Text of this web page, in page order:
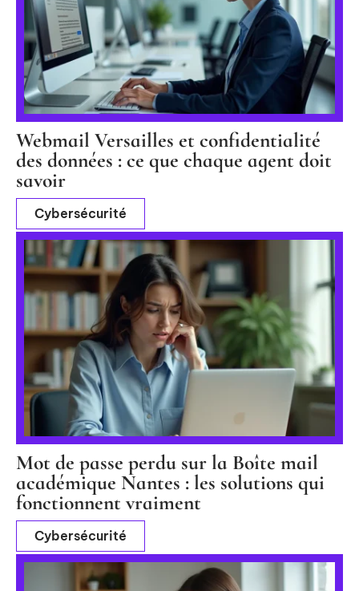
Webmail Versailles et confidentialité
des données : ce que chaque agent doit
savoir
Cybersécurité
Mot de passe perdu sur la Boîte mail
académique Nantes : les solutions qui
fonctionnent vraiment
Cybersécurité